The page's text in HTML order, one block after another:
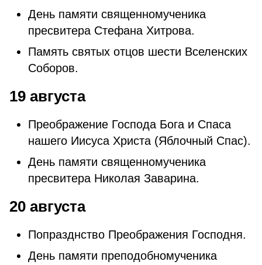
День памяти священномученика
пресвитера Стефана Хитрова.
Память святых отцов шести Вселенских
Соборов.
19 августа
Преображение Господа Бога и Спаса
нашего Иисуса Христа (Яблочный Спас).
День памяти священномученика
пресвитера Николая Заварина.
20 августа
Попразднство Преображения Господня.
День памяти преподобномученика